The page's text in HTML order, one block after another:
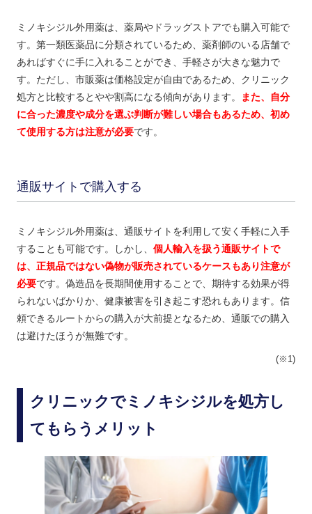
ミノキシジル外用薬は、薬局やドラッグストアでも購入可能で
す。第一類医薬品に分類されているため、薬剤師のいる店舗で
あればすぐに手に入れることができ、手軽さが大きな魅力で
す。ただし、市販薬は価格設定が自由であるため、クリニック
処方と比較するとやや割高になる傾向があります。
また、自分
に合った濃度や成分を選ぶ判断が難しい場合もあるため、初め
て使用する方は注意が必要です。
通販サイトで購入する
ミノキシジル外用薬は、通販サイトを利用して安く手軽に入手
することも可能です。しかし、 個人輸入を扱う通販サイトで
は、正規品ではない偽物が販売されているケースもあり注意が
必要です。偽造品を長期間使用することで、期待する効果が得
られないばかりか、健康被害を引き起こす恐れもあります。信
頼できるルートからの購入が大前提となるため、通販での購入
は避けたほうが無難です。
(※1)
クリニックでミノキシジルを処方し
てもらうメリット